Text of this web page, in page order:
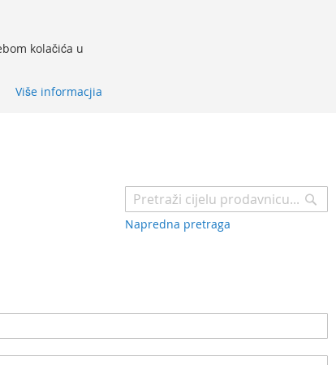
kolačića u
Više informacjia
Napredna pretraga